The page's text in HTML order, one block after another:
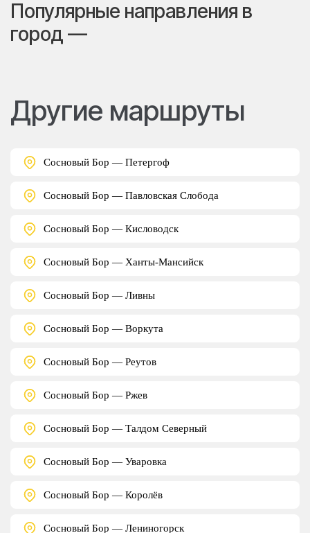
Популярные направления в
город —
Другие маршруты
Сосновый Бор — Петергоф
Сосновый Бор — Павловская Слобода
Сосновый Бор — Кисловодск
Сосновый Бор — Ханты-Мансийск
Сосновый Бор — Ливны
Сосновый Бор — Воркута
Сосновый Бор — Реутов
Сосновый Бор — Ржев
Сосновый Бор — Талдом Северный
Сосновый Бор — Уваровка
Сосновый Бор — Королёв
Сосновый Бор — Лениногорск